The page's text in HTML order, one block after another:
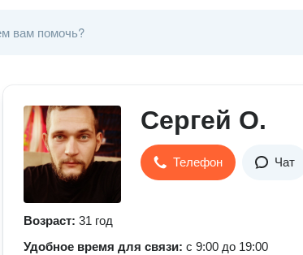
Сергей О.
Телефон Чат
Возраст: 31 год
Удобное время для связи: с 9:00 до 19:00